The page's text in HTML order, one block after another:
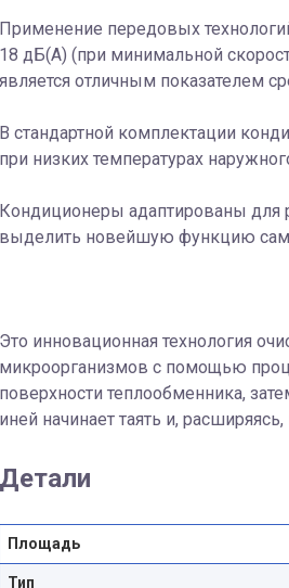
Применение передовых
18 дБ(A) (при минимальной
является отличным показателем
В стандартной комплектации
при низких температурах
Кондиционеры адаптированы для
выделить новейшую функцию
Это инновационная технология
микроорганизмов с помощью
поверхности теплообменника,
иней начинает таять и,
Детали
Площадь
Тип